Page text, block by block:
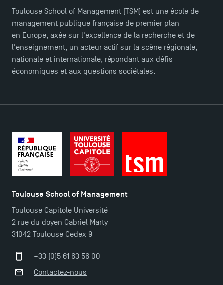
TSM Éducation
TSM-Research
TSM Doctoral Programme
Toulouse School of Management (TSM) est une école de
management publique française de premier plan
en Europe, axée sur l'excellence de la recherche et de
l'enseignement, un acteur actif sur la scène régionale,
nationale et internationale, répondant aux défis
économiques et aux questions sociétales.
Toulouse School of Management
Toulouse Capitole Université
2 rue du doyen Gabriel Marty
31042 Toulouse Cedex 9
+33 (0)5 61 63 56 00
Contactez-nous